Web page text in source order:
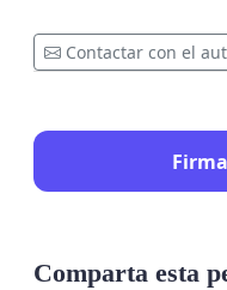
Contactar con el
Comparta esta